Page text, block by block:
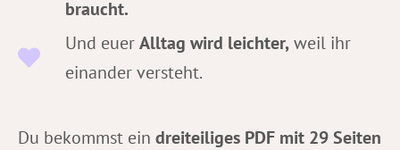
braucht.
Und euerAlltag wird leichter,weil ihr
einander versteht.
Du bekommst ein dreiteiliges PDF mit 29 Seiten